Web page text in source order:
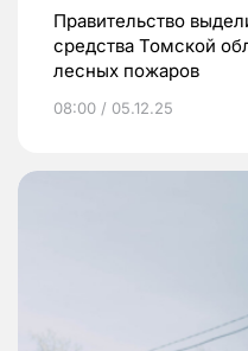
Правительство
средства Томской
лесных пожаров
08:00 / 05.12.25